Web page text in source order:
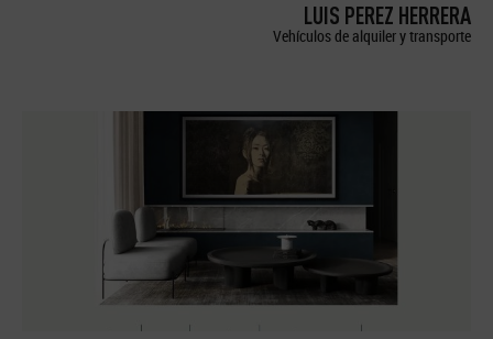
LUIS PEREZ HERRERA
Vehículos de alquiler y transporte